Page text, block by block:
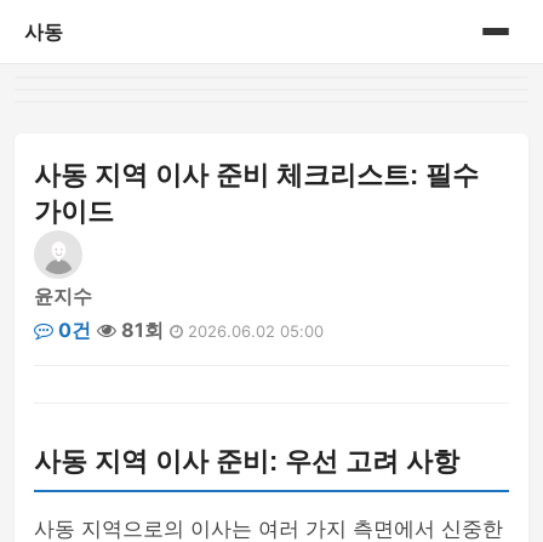
사동
사동 지역 이사 준비 체크리스트: 필수
가이드
윤지수
0건
81회 2026.06.02 05:00
사동 지역 이사 준비: 우선 고려 사항
사동 지역으로의 이사는 여러 가지 측면에서 신중한